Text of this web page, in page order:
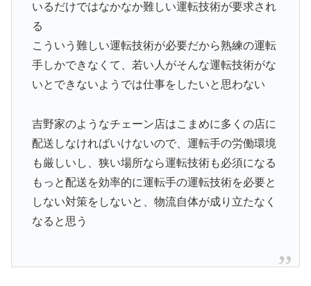
いるだけではなかなか難しい運転技術が要求され
る
こういう難しい運転技術が必要だから熟練の運転
手しかできなくて、若い人がそんな運転技術がな
いとできないようでは仕事をしたいと思わない
吉野家のようなチェーン店はこまめに多くの店に
配送しなければいけないので、運転手の労働環境
も厳しいし、狭い場所なら運転技術も必須になる
もっと配送を効率的に運転手の運転技術を必要と
しない対策をしないと、物流自体が成り立たなく
なると思う